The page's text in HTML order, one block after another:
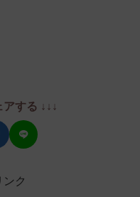
する ↓↓↓
ンク